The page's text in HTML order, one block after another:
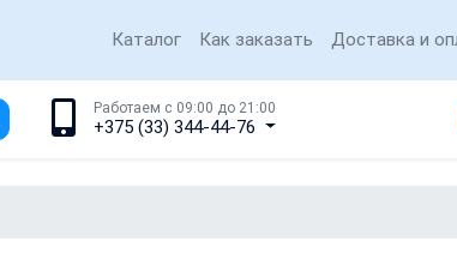
Каталог Как заказать Доставка и
Работаем с 09:00 до 21:00
+375 (33) 344-44-76